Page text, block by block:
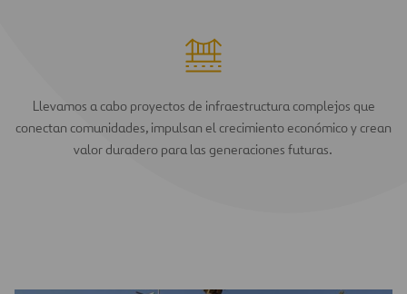
Llevamos a cabo proyectos de infraestructura complejos que
conectan comunidades, impulsan el crecimiento económico y crean
valor duradero para las generaciones futuras.